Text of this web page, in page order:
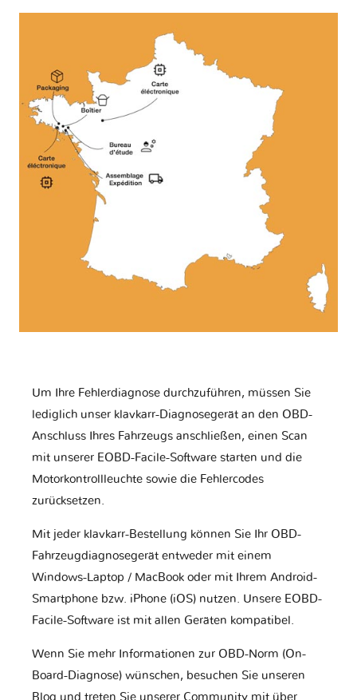
Um Ihre Fehlerdiagnose durchzuführen, müssen Sie
lediglich unser klavkarr-Diagnosegerät an den OBD-
Anschluss Ihres Fahrzeugs anschließen, einen Scan
mit unserer EOBD-Facile-Software starten und die
Motorkontrollleuchte sowie die Fehlercodes
zurücksetzen.
Mit jeder klavkarr-Bestellung können Sie Ihr OBD-
Fahrzeugdiagnosegerät entweder mit einem
Windows-Laptop / MacBook oder mit Ihrem Android-
Smartphone bzw. iPhone (iOS) nutzen. Unsere EOBD-
Facile-Software ist mit allen Geräten kompatibel.
Wenn Sie mehr Informationen zur OBD-Norm (On-
Board-Diagnose) wünschen, besuchen Sie unseren
Blog und treten Sie unserer Community mit über